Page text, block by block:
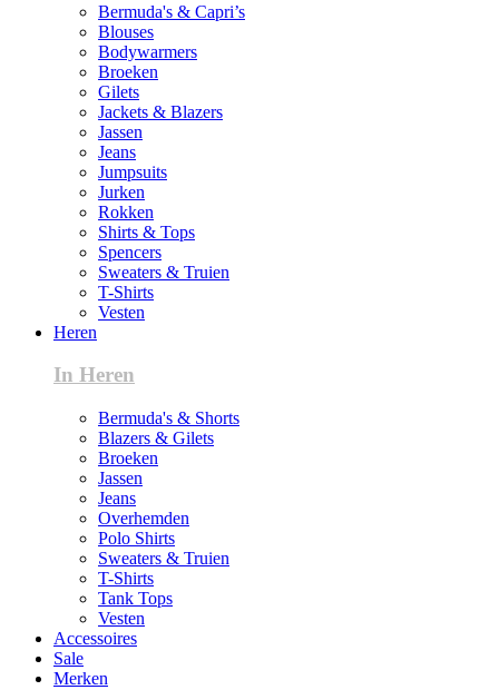
Bermuda's & Capri’s
Blouses
Bodywarmers
Broeken
Gilets
Jackets & Blazers
Jassen
Jeans
Jumpsuits
Jurken
Rokken
Shirts & Tops
Spencers
Sweaters & Truien
T-Shirts
Vesten
Heren
In Heren
Bermuda's & Shorts
Blazers & Gilets
Broeken
Jassen
Jeans
Overhemden
Polo Shirts
Sweaters & Truien
T-Shirts
Tank Tops
Vesten
Accessoires
Sale
Merken